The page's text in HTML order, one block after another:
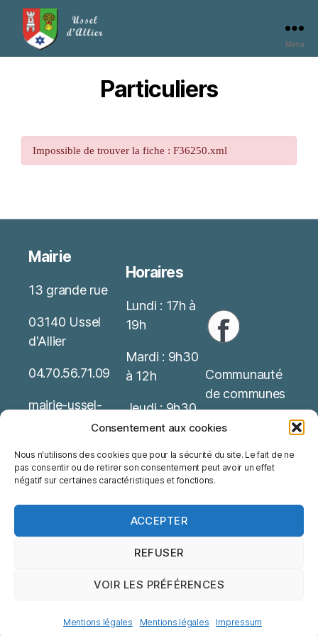
Consentement aux cookies
Nous n'utilisons des cookies que pour la sécurité du site. Le fait de ne
pas consentir ou de retirer son consentement peut avoir un effet
négatif sur certaines caractéristiques et fonctions.
ACCEPTER
REFUSER
VOIR LES PRÉFÉRENCES
Mentions légales Mentions légales Impressum
Menu
Particuliers
Impossible de trouver la fiche : F36250.xml
Mairie
13 grande rue
03140 Ussel
d'Allier
04.70.56.71.09
mairie-ussel-
allier(at)wanado
Mentions
Horaires
Lundi : 17h à
19h
Mardi : 9h30
à 12h
Jeudi : 9h30
à 12h
Possibilité de
rendez-vous
Communauté
de communes
Service Public
Office de
tourisme
Ussel d'Allier